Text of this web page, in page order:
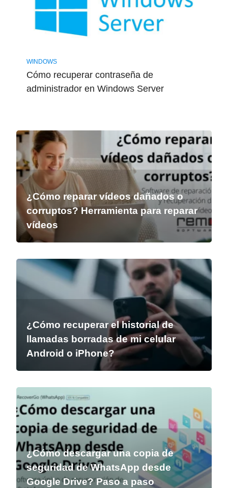
WINDOWS
Cómo recuperar contraseña de
administrador en Windows Server
¿Cómo reparar vídeos dañados o
corruptos? Herramienta para reparar
vídeos
¿Cómo recuperar el historial de
llamadas borradas de mi celular
Android o iPhone?
¿Cómo descargar una copia de
seguridad de WhatsApp desde
Google Drive? Paso a paso